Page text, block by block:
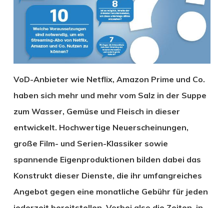
VoD-Anbieter wie Netflix, Amazon Prime und Co.
haben sich mehr und mehr vom Salz in der Suppe
zum Wasser, Gemüse und Fleisch in dieser
entwickelt. Hochwertige Neuerscheinungen,
große Film- und Serien-Klassiker sowie
spannende Eigenproduktionen bilden dabei das
Konstrukt dieser Dienste, die ihr umfangreiches
Angebot gegen eine monatliche Gebühr für jeden